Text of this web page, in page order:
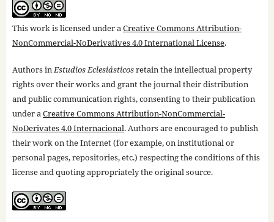
This work is licensed under aCreative Commons Attribution-
NonCommercial-NoDerivatives 4.0 International License.
Authors inEstudios Eclesiásticosretain the intellectual property
rights over their works and grant the journal their distribution
and public communication rights, consenting to their publication
under aCreative Commons Attribution-NonCommercial-
NoDerivates 4.0 Internacional. Authors are encouraged to publish
their work on the Internet (for example, on institutional or
personal pages, repositories, etc.) respecting the conditions of this
license and quoting appropriately the original source.